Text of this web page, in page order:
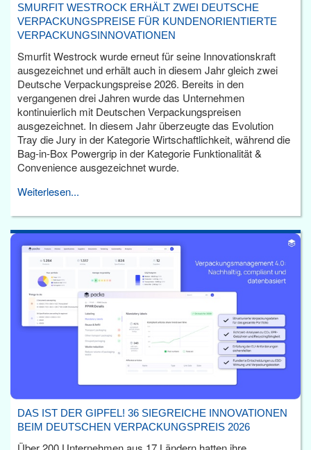
SMURFIT WESTROCK ERHÄLT ZWEI DEUTSCHE
VERPACKUNGSPREISE FÜR KUNDENORIENTIERTE
VERPACKUNGSINNOVATIONEN
Smurfit Westrock wurde erneut für seine Innovationskraft
ausgezeichnet und erhält auch in diesem Jahr gleich zwei
Deutsche Verpackungspreise 2026. Bereits in den
vergangenen drei Jahren wurde das Unternehmen
kontinuierlich mit Deutschen Verpackungspreisen
ausgezeichnet. In diesem Jahr überzeugte das Evolution
Tray die Jury in der Kategorie Wirtschaftlichkeit, während die
Bag-in-Box Powergrip in der Kategorie Funktionalität &
Convenience ausgezeichnet wurde.
Weiterlesen...
DAS IST DER GIPFEL! 36 SIEGREICHE INNOVATIONEN
BEIM DEUTSCHEN VERPACKUNGSPREIS 2026